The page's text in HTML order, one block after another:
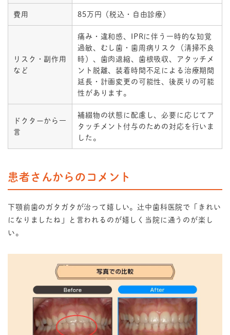
費用 85万円（税込・自由診療）
リスク・副作用
など
痛み・違和感、IPRに伴う一時的な知覚
過敏、むし歯・歯周病リスク（清掃不良
時）、歯肉退縮、歯根吸収、アタッチメ
ント脱離、装着時間不足による治療期間
延長・計画変更の可能性、後戻りの可能
性があります。
ドクターから一
言
補綴物の状態に配慮し、必要に応じてア
タッチメント付与のための対応を行いま
した。
患者さんからのコメント
下顎前歯のガタガタが治って嬉しい。辻中歯科医院で「きれい
になりましたね」と言われるのが嬉しく当院に通うのが楽し
い。